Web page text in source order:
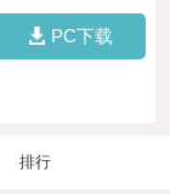
PC下载
排行